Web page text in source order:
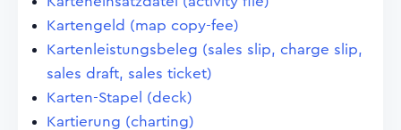
Kartengeld (map copy-fee)
Kartenleistungsbeleg (sales slip, charge slip,
sales draft, sales ticket)
Karten-Stapel (deck)
Kartierung (charting)